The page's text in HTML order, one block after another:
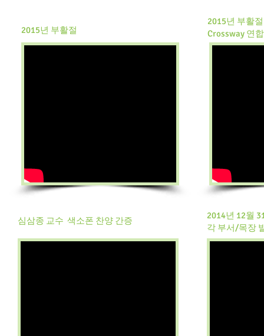
2015년 부활절
2015년 부활
Crossway 연
심삼종 교수 색소폰 찬양 간증
2014년 12월
각 부서/목장